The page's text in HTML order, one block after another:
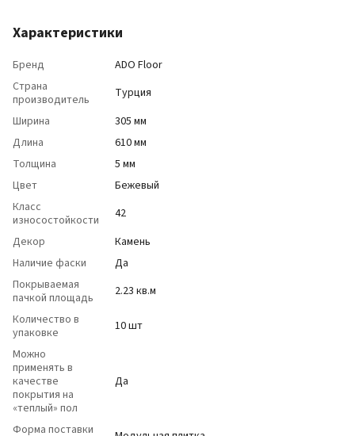
Характеристики
Бренд
ADO Floor
Страна
производитель
Турция
Ширина
305 мм
Длина
610 мм
Толщина
5 мм
Цвет
Бежевый
Класс
износостойкости
42
Декор
Камень
Наличие фаски
Да
Покрываемая
пачкой площадь
2.23 кв.м
Количество в
упаковке
10 шт
Можно
применять в
качестве
покрытия на
«теплый» пол
Да
Форма поставки